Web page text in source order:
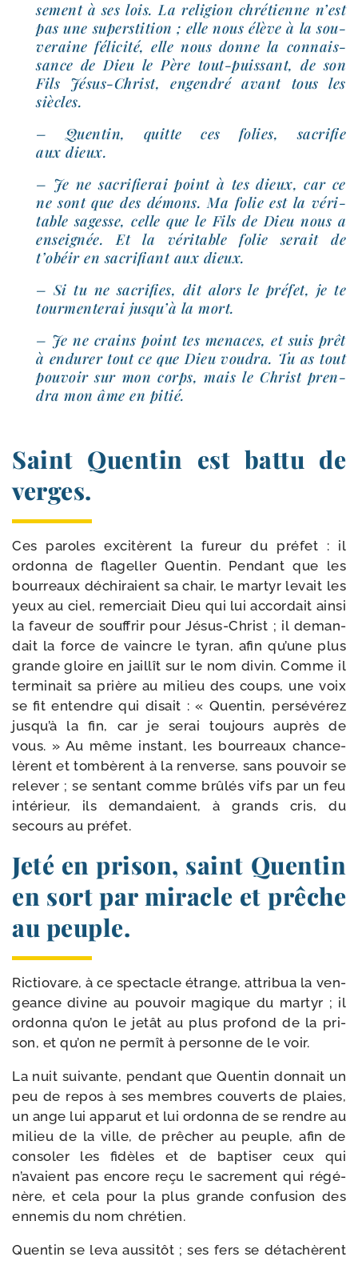
se­ment à ses lois. La reli­gion chré­tienne n’est
pas une super­sti­tion ; elle nous élève à la sou­
ve­raine féli­ci­té, elle nous donne la connais­
sance de Dieu le Père tout-​puissant, de son
Fils Jésus-​Christ, engen­dré avant tous les
siècles.
– Quentin, quitte ces folies, sacri­fie
aux dieux.
– Je ne sacri­fie­rai point à tes dieux, car ce
ne sont que des démons. Ma folie est la véri­
table sagesse, celle que le Fils de Dieu nous a
ensei­gnée. Et la véri­table folie serait de
t’obéir en sacri­fiant aux dieux.
– Si tu ne sacri­fies, dit alors le pré­fet, je te
tour­men­te­rai jusqu’à la mort.
– Je ne crains point tes menaces, et suis prêt
à endu­rer tout ce que Dieu vou­dra. Tu as tout
pou­voir sur mon corps, mais le Christ pren­
dra mon âme en pitié.
Saint Quentin est battu de
verges.
Ces paroles exci­tèrent la fureur du pré­fet : il
ordon­na de fla­gel­ler Quentin. Pendant que les
bour­reaux déchi­raient sa chair, le mar­tyr levait les
yeux au ciel, remer­ciait Dieu qui lui accor­dait ain­si
la faveur de souf­frir pour Jésus-​Christ ; il deman­
dait la force de vaincre le tyran, afin qu’une plus
grande gloire en jaillît sur le nom divin. Comme il
ter­mi­nait sa prière au milieu des coups, une voix
se fit entendre qui disait : « Quentin, per­sé­vé­rez
jusqu’à la fin, car je serai tou­jours auprès de
vous. » Au même ins­tant, les bour­reaux chan­ce­
lèrent et tom­bèrent à la ren­verse, sans pou­voir se
rele­ver ; se sen­tant comme brû­lés vifs par un feu
inté­rieur, ils deman­daient, à grands cris, du
secours au préfet.
Jeté en prison, saint Quentin
en sort par miracle et prêche
au peuple.
Rictiovare, à ce spec­tacle étrange, attri­bua la ven­
geance divine au pou­voir magique du mar­tyr ; il
ordon­na qu’on le jetât au plus pro­fond de la pri­
son, et qu’on ne per­mît à per­sonne de le voir.
La nuit sui­vante, pen­dant que Quentin don­nait un
peu de repos à ses membres cou­verts de plaies,
un ange lui appa­rut et lui ordon­na de se rendre au
milieu de la ville, de prê­cher au peuple, afin de
conso­ler les fidèles et de bap­ti­ser ceux qui
n’avaient pas encore reçu le sacre­ment qui régé­
nère, et cela pour la plus grande confu­sion des
enne­mis du nom chrétien.
Quentin se leva aus­si­tôt ; ses fers se déta­chèrent